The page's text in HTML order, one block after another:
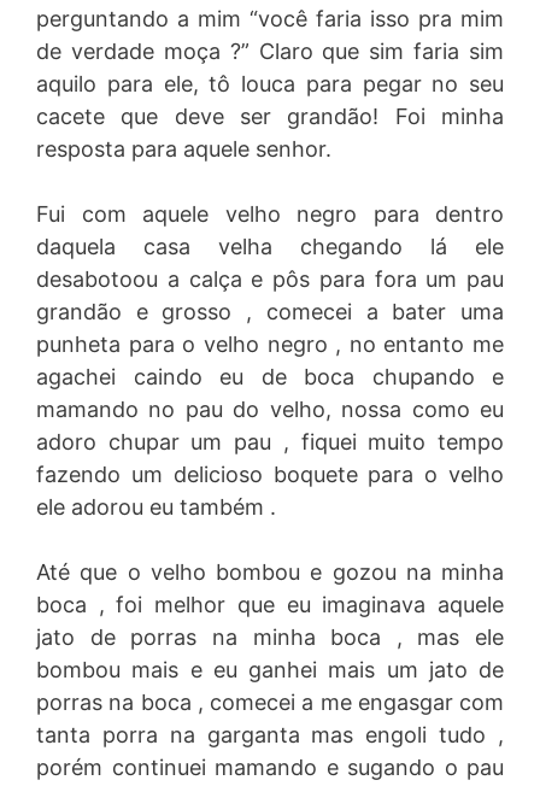
perguntando a mim “você faria isso pra mim
de verdade moça ?” Claro que sim faria sim
aquilo para ele, tô louca para pegar no seu
cacete que deve ser grandão! Foi minha
resposta para aquele senhor.
Fui com aquele velho negro para dentro
daquela casa velha chegando lá ele
desabotoou a calça e pôs para fora um pau
grandão e grosso , comecei a bater uma
punheta para o velho negro , no entanto me
agachei caindo eu de boca chupando e
mamando no pau do velho, nossa como eu
adoro chupar um pau , fiquei muito tempo
fazendo um delicioso boquete para o velho
ele adorou eu também .
Até que o velho bombou e gozou na minha
boca , foi melhor que eu imaginava aquele
jato de porras na minha boca , mas ele
bombou mais e eu ganhei mais um jato de
porras na boca , comecei a me engasgar com
tanta porra na garganta mas engoli tudo ,
porém continuei mamando e sugando o pau